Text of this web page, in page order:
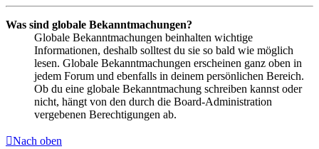
Was sind globale Bekanntmachungen?
Globale Bekanntmachungen beinhalten wichtige
Informationen, deshalb solltest du sie so bald wie möglich
lesen. Globale Bekanntmachungen erscheinen ganz oben in
jedem Forum und ebenfalls in deinem persönlichen Bereich.
Ob du eine globale Bekanntmachung schreiben kannst oder
nicht, hängt von den durch die Board-Administration
vergebenen Berechtigungen ab.
Nach oben